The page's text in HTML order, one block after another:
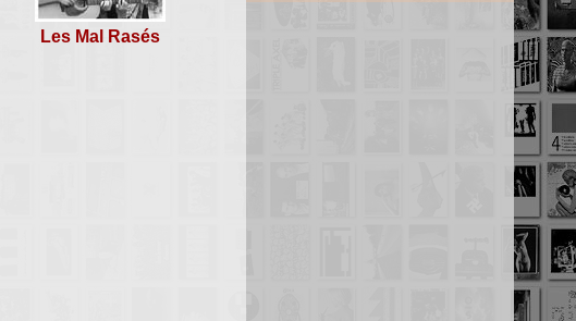
Les Mal Rasés